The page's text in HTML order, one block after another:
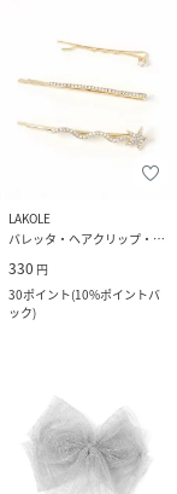
LAKOLE
バレッタ・ヘアクリップ・ヘアピン
330 円
30ポイント(10%ポイントバ
ック)